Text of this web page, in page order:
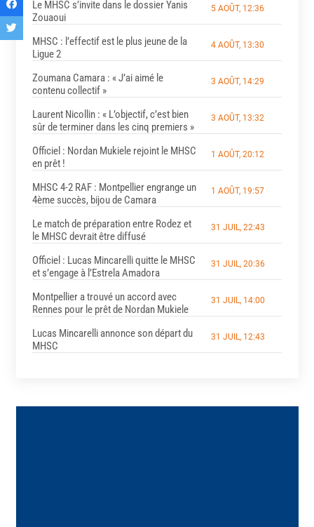
Le MHSC s’invite dans le dossier Yanis
Zouaoui
5 AOÛT, 12:36
MHSC : l’effectif est le plus jeune de la
Ligue 2
4 AOÛT, 13:30
Zoumana Camara : « J’ai aimé le
contenu collectif »
3 AOÛT, 14:29
Laurent Nicollin : « L’objectif, c’est bien
sûr de terminer dans les cinq premiers »
3 AOÛT, 13:32
Officiel : Nordan Mukiele rejoint le MHSC
en prêt !
1 AOÛT, 20:12
MHSC 4-2 RAF : Montpellier engrange un
4ème succès, bijou de Camara
1 AOÛT, 19:57
Le match de préparation entre Rodez et
le MHSC devrait être diffusé
31 JUIL, 22:43
Officiel : Lucas Mincarelli quitte le MHSC
et s’engage à l’Estrela Amadora
31 JUIL, 20:36
Montpellier a trouvé un accord avec
Rennes pour le prêt de Nordan Mukiele
31 JUIL, 14:00
Lucas Mincarelli annonce son départ du
MHSC
31 JUIL, 12:43